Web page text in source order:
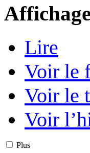
Lire
Voir le
Voir le
Voir
Plus